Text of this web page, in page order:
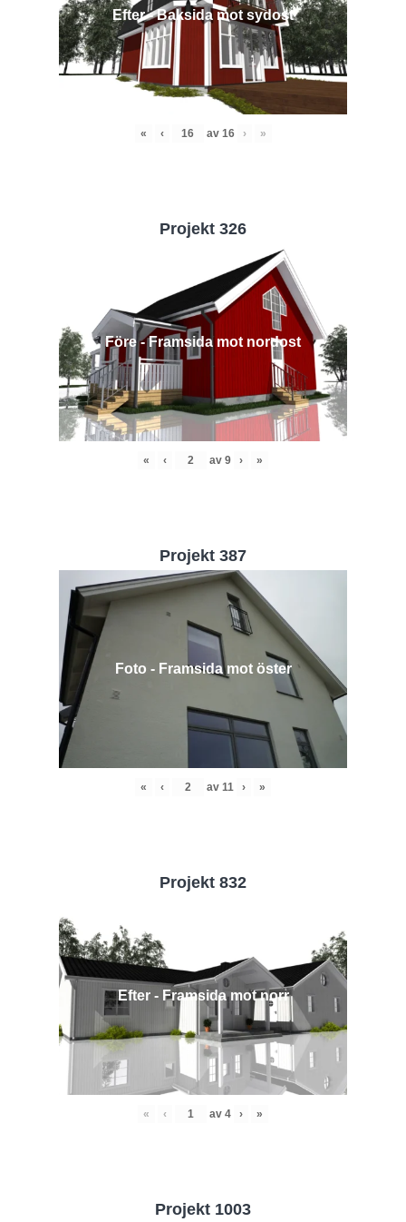
Efter - Baksida mot sydost
« ‹ av 16 › »
Projekt 326
Före - Framsida mot nordost
« ‹ av 9 › »
Projekt 387
Foto - Framsida mot öster
« ‹ av 11 › »
Projekt 832
Efter - Framsida mot norr
« ‹ av 4 › »
Projekt 1003